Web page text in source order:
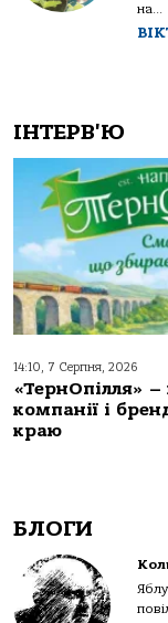
на...
ІНТЕРВ'Ю
14:10, 7 Серпня, 2026
«ТернОпілля» –
компанії і
краю
БЛОГИ